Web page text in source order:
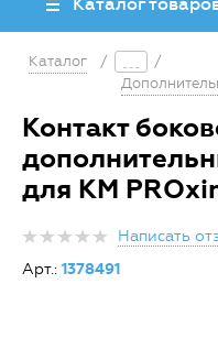
Каталог /
/
Контакт
для КМ
Написать
Арт.: 1378491